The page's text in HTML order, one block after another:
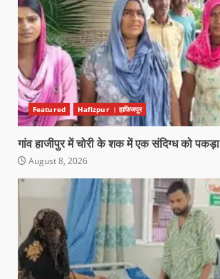
Featured Hafizpur । हाफिजपुर
गांव हाजीपुर में चोरी के शक में एक संदिग्ध को पकड़ा
August 8, 2026